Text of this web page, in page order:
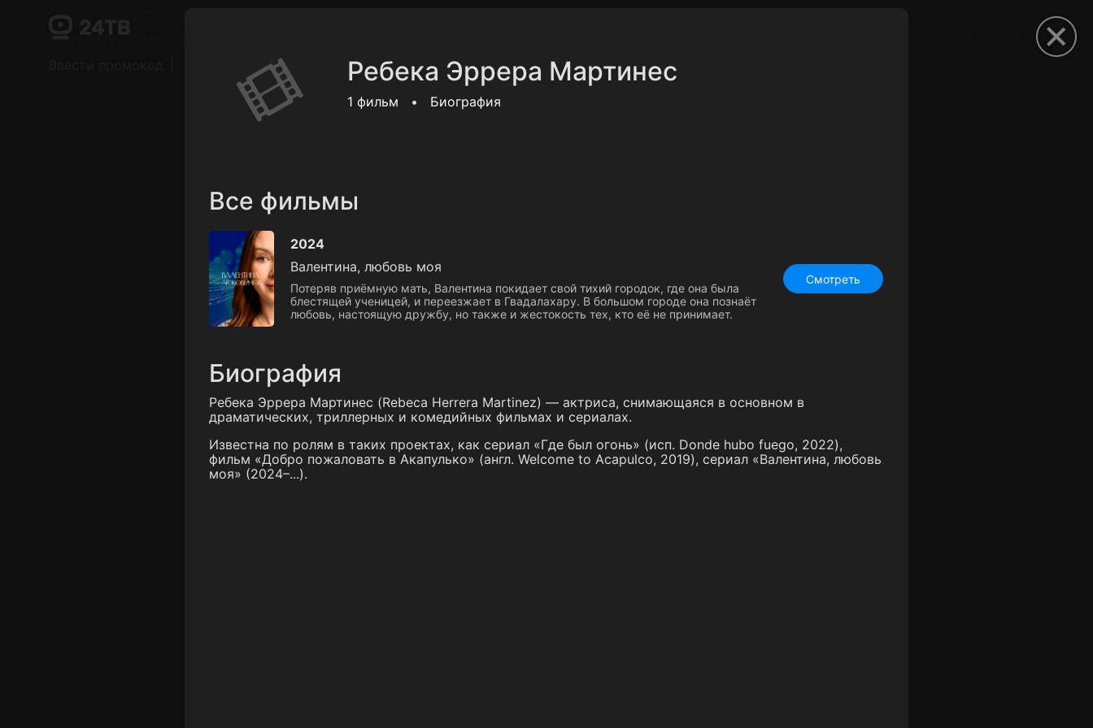
Ребека Эррера Мартинес
1 фильм • Биография
Все фильмы
2024
Валентина, любовь моя
Потеряв приёмную мать, Валентина покидает свой тихий городок, где она была
блестящей ученицей, и переезжает в Гвадалахару. В большом городе она познаёт
любовь, настоящую дружбу, но также и жестокость тех, кто её не принимает.
Смотреть
Биография
Ребека Эррера Мартинес (Rebeca Herrera Martinez) — актриса, снимающаяся в основном в
драматических, триллерных и комедийных фильмах и сериалах.
Известна по ролям в таких проектах, как сериал «Где был огонь» (исп. Donde hubo fuego, 2022),
фильм «Добро пожаловать в Акапулько» (англ. Welcome to Acapulco, 2019), сериал «Валентина, любовь
моя» (2024–...).
Установить на ТВ Бесплатные каналы Контакты